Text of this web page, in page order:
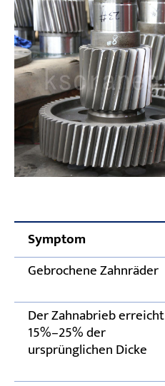
Symptom
Gebrochene Zahnräder
Der Zahnabrieb erreicht
15%–25% der
ursprünglichen Dicke